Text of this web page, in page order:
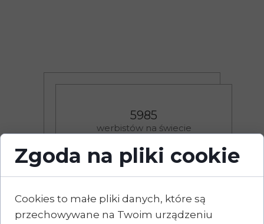
5985
werbistów na świecie
narodowości,
z których pochodzą werbiści
Św. Arnold Jannnsen:
Zgoda na pliki cookie
Cookies to małe pliki danych, które są
przechowywane na Twoim urządzeniu